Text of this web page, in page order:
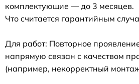
комплектующие — до 3 месяцев.
Что считается гарантийным
Для работ: Повторное
напрямую связан с качеством
(например, некорректный